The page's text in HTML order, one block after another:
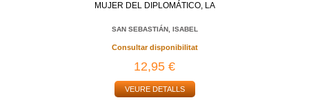
MUJER DEL DIPLOMÁTICO, LA
SAN SEBASTIÁN, ISABEL
Consultar disponibilitat
12,95 €
VEURE DETALLS